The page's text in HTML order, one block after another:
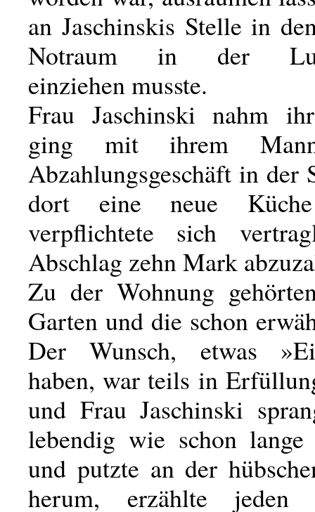
an Jaschinskis Stelle in
Notraum in der
einziehen musste.
Frau Jaschinski nahm
ging mit ihrem
Abzahlungsgeschäft in der
dort eine neue
verpflichtete sich
Abschlag zehn Mark
Zu der Wohnung
Garten und die schon
Der Wunsch, etwas
haben, war teils in
und Frau Jaschinski
lebendig wie schon
und putzte an der
herum, erzählte jeden